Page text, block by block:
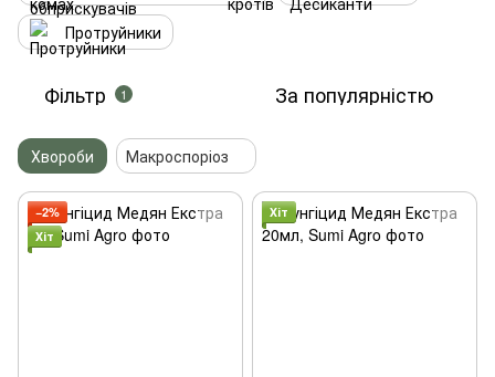
Протруйники
Фільтр 1 За популярністю
Хвороби Макроспоріоз
−2%
Хіт
Хіт